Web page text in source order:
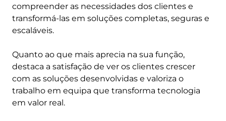
compreender as necessidades dos clientes e
transformá-las em soluções completas, seguras e
escaláveis.
Quanto ao que mais aprecia na sua função,
destaca a satisfação de ver os clientes crescer
com as soluções desenvolvidas e valoriza o
trabalho em equipa que transforma tecnologia
em valor real.